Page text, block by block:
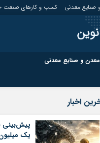
معدنی
کسب و کارهای صنعت
و صنایع معدنی
سروش
رمز عبور
صنعت خودرو کسب
اخبار
پیش‌بینی
یک